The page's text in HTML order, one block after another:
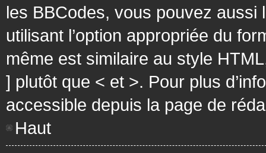
les BBCodes, vous pouvez
utilisant l’option appropriée du
même est similaire au style
] plutôt que < et >. Pour plus
accessible depuis la page de
Haut